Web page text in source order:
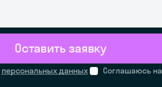
персональных данных Соглашаюсь на
Оставить заявку